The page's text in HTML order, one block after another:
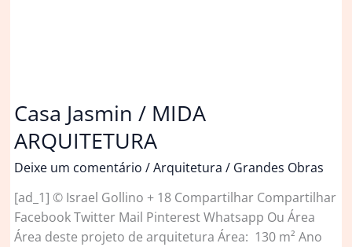
Casa Jasmin / MIDA
ARQUITETURA
Deixe um comentário /Arquitetura / Grandes Obras
[ad_1] © Israel Gollino + 18 Compartilhar Compartilhar
Facebook Twitter Mail Pinterest Whatsapp Ou Área
Área deste projeto de arquitetura Área: 130 m² Ano